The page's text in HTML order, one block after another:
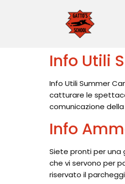
Info Utili
Info Utili Summer
catturare le
comunicazione
Info
Siete pronti per una
che vi servono per
riservato il